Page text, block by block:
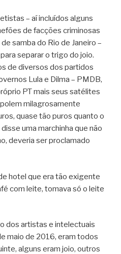
– aí incluídos alguns
de facções criminosas
samba do Rio de Janeiro –
separar o trigo do joio.
de diversos dos partidos
Lula e Dilma – PMDB,
PT mais seus satélites
milagrosamente
quase tão puros quanto o
uma marchinha que não
deveria ser proclamado
hotel que era tão exigente
com leite, tomava só o leite
dos artistas e intelectuais
maio de 2016, eram todos
alguns eram joio, outros